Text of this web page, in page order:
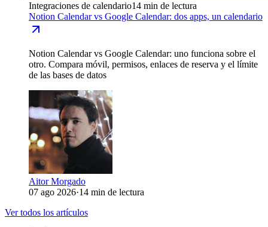
Integraciones de calendario14 min de lectura
Notion Calendar vs Google Calendar: dos apps, un calendario
Notion Calendar vs Google Calendar: uno funciona sobre el
otro. Compara móvil, permisos, enlaces de reserva y el límite
de las bases de datos
Aitor Morgado
07 ago 2026·14 min de lectura
Ver todos los artículos